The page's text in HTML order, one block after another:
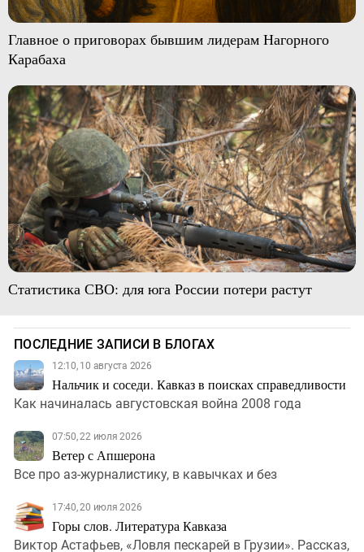
Главное о приговорах бывшим лидерам Нагорного
Карабаха
Статистика СВО: для юга России потери растут
ПОСЛЕДНИЕ ЗАПИСИ В БЛОГАХ
12:10, 10 августа 2026
Нальчик и соседи. Кавказ в поисках справедливости
Как начиналась августовская война 2008 года
07:50, 22 июля 2026
Ветер с Апшерона
Все про аз-журналистику, в кавычках и без
17:40, 20 июля 2026
Горы слов. Литература Кавказа
Виктор Астафьев, «Ловля пескарей в Грузии». Рассказ,